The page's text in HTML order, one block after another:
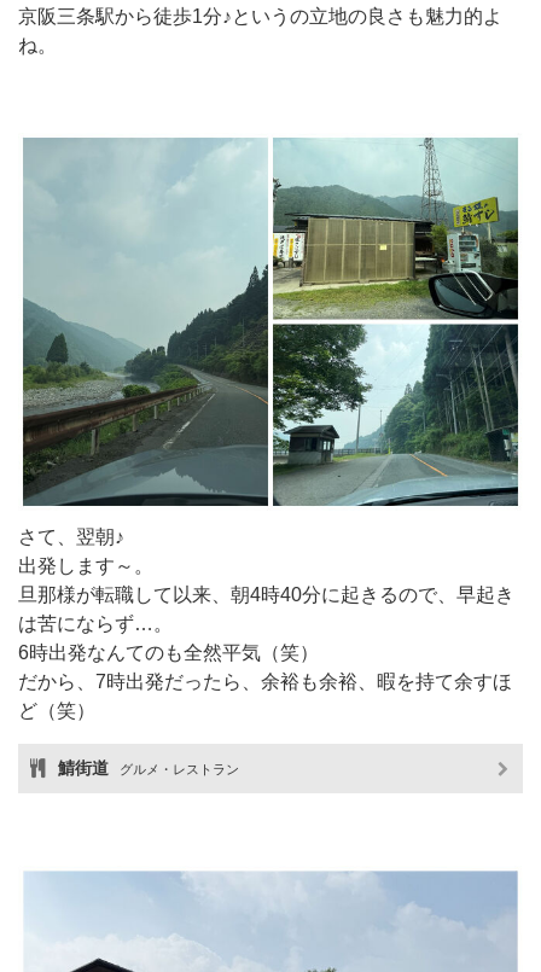
京阪三条駅から徒歩1分♪というの立地の良さも魅力的よ
ね。
さて、翌朝♪
出発します～。
旦那様が転職して以来、朝4時40分に起きるので、早起き
は苦にならず…。
6時出発なんてのも全然平気（笑）
だから、7時出発だったら、余裕も余裕、暇を持て余すほ
ど（笑）
鯖街道 グルメ・レストラン